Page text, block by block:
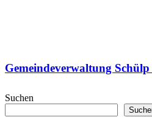
Gemeindeverwaltung
Suchen